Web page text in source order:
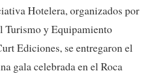
Hotelera, organizados por
Turismo y Equipamiento
Ediciones, se entregaron el
gala celebrada en el Roca